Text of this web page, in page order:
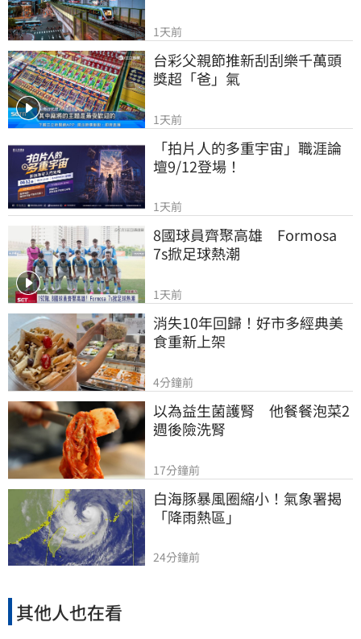
1天前
台彩父親節推新刮刮樂千萬頭
獎超「爸」氣
1天前
「拍片人的多重宇宙」職涯論
壇9/12登場！
1天前
8國球員齊聚高雄　Formosa
7s掀足球熱潮
1天前
消失10年回歸！好市多經典美
食重新上架
4分鐘前
以為益生菌護腎　他餐餐泡菜2
週後險洗腎
17分鐘前
白海豚暴風圈縮小！氣象署揭
「降雨熱區」
24分鐘前
其他人也在看